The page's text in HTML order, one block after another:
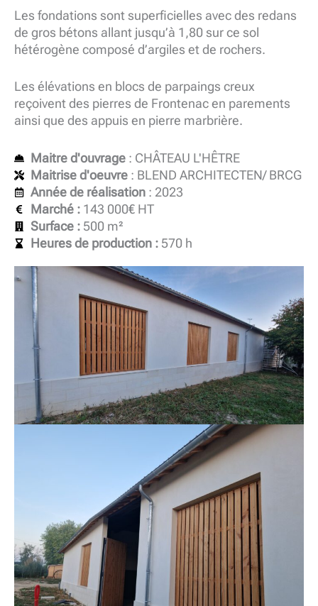
Les fondations sont superficielles avec des redans
de gros bétons allant jusqu’à 1,80 sur ce sol
hétérogène composé d’argiles et de rochers.
Les élévations en blocs de parpaings creux
reçoivent des pierres de Frontenac en parements
ainsi que des appuis en pierre marbrière.
Maitre d'ouvrage: CHÂTEAU L'HÊTRE
Maitrise d'oeuvre: BLEND ARCHITECTEN/ BRCG
Année de réalisation: 2023
Marché :143 000€ HT
Surface :500 m²
Heures de production :570 h